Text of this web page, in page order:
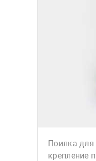
Поилка для
крепление